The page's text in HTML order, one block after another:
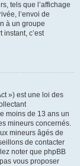
tels que l’affichage
l’envoi de
à un groupe
instant, c’est
») est une loi des
moins de 13 ans un
mineurs concernés.
mineurs âgés de
de contacter
noter que phpBB
vous proposer